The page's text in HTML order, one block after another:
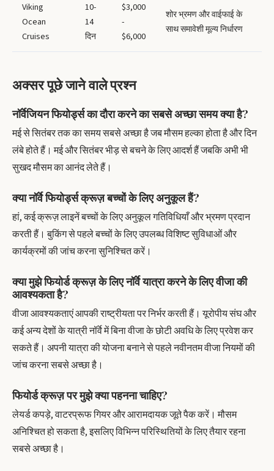
Viking
Ocean
Cruises
10-
14
दिन
$3,000
-
$6,000
शोर भ्रमण और वाईफाई के
साथ समावेशी मूल्य निर्धारण
अक्सर पूछे जाने वाले प्रश्न
नॉर्वेजियन फियोर्ड्स का दौरा करने का सबसे अच्छा समय क्या है?
मई से सितंबर तक का समय सबसे अच्छा है जब मौसम हल्का होता है और दिन
लंबे होते हैं। मई और सितंबर भीड़ से बचने के लिए आदर्श हैं जबकि अभी भी
सुखद मौसम का आनंद लेते हैं।
क्या नॉर्वे फियोर्ड्स क्रूज़ बच्चों के लिए अनुकूल हैं?
हां, कई क्रूज़ लाइनें बच्चों के लिए अनुकूल गतिविधियाँ और भ्रमण प्रदान
करती हैं। बुकिंग से पहले बच्चों के लिए उपलब्ध विशिष्ट सुविधाओं और
कार्यक्रमों की जांच करना सुनिश्चित करें।
क्या मुझे फियोर्ड क्रूज़ के लिए नॉर्वे यात्रा करने के लिए वीजा की
आवश्यकता है?
वीजा आवश्यकताएं आपकी राष्ट्रीयता पर निर्भर करती हैं। यूरोपीय संघ और
कई अन्य देशों के यात्री नॉर्वे में बिना वीजा के छोटी अवधि के लिए प्रवेश कर
सकते हैं। अपनी यात्रा की योजना बनाने से पहले नवीनतम वीजा नियमों की
जांच करना सबसे अच्छा है।
फियोर्ड क्रूज़ पर मुझे क्या पहनना चाहिए?
लेयर्ड कपड़े, वाटरप्रूफ गियर और आरामदायक जूते पैक करें। मौसम
अनिश्चित हो सकता है, इसलिए विभिन्न परिस्थितियों के लिए तैयार रहना
सबसे अच्छा है।